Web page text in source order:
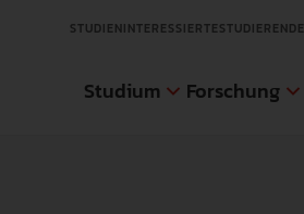
Studium Forschung
STUDIENINTERESSIERTESTUDIERENDE